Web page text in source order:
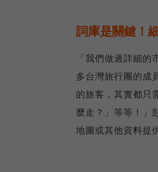
詞庫是關鍵！
「我們做過詳細
多台灣旅行團的成
的旅客，其實都只
麼走？」等等！」
地圖或其他資料提